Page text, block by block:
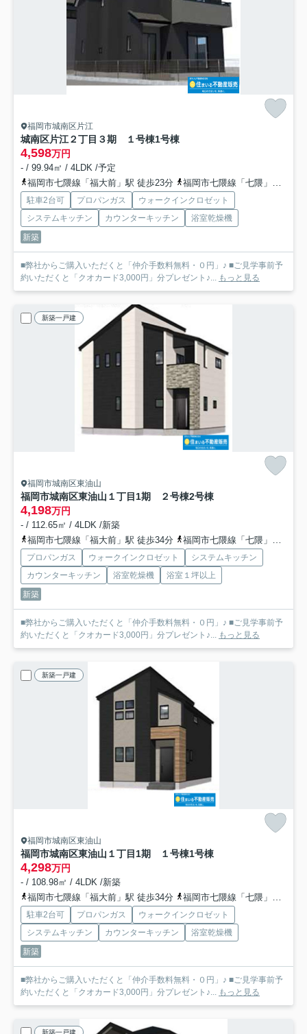
福岡市城南区片江
城南区片江２丁目３期 １号棟1号棟
4,598万円
- / 99.94㎡ / 4LDK /予定
福岡市七隈線「福大前」駅 徒歩23分
福岡市七隈線「七隈」駅 徒歩27分
駐車2台可 プロパンガス
ウォークインクロゼット
システムキッチン
カウンターキッチン
浴室乾燥機
新築
■弊社からご購入いただくと「仲介手数料無料・０円」♪ ■ご見学事前予
約いただくと「クオカード3,000円」分プレゼント♪... もっと見る
新築一戸建
福岡市城南区東油山
福岡市城南区東油山１丁目1期 ２号棟2号棟
4,198万円
- / 112.65㎡ / 4LDK /新築
福岡市七隈線「福大前」駅 徒歩34分
福岡市七隈線「七隈」駅 徒歩42分
プロパンガス ウォークインクロゼット
システムキッチン
カウンターキッチン
浴室乾燥機
浴室１坪以上
新築
■弊社からご購入いただくと「仲介手数料無料・０円」♪ ■ご見学事前予
約いただくと「クオカード3,000円」分プレゼント♪... もっと見る
新築一戸建
福岡市城南区東油山
福岡市城南区東油山１丁目1期 １号棟1号棟
4,298万円
- / 108.98㎡ / 4LDK /新築
福岡市七隈線「福大前」駅 徒歩34分
福岡市七隈線「七隈」駅 徒歩42分
駐車2台可 プロパンガス
ウォークインクロゼット
システムキッチン
カウンターキッチン
浴室乾燥機
新築
■弊社からご購入いただくと「仲介手数料無料・０円」♪ ■ご見学事前予
約いただくと「クオカード3,000円」分プレゼント♪... もっと見る